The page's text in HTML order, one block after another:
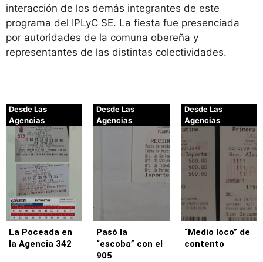
interacción de los demás integrantes de este
programa del IPLyC SE. La fiesta fue presenciada
por autoridades de la comuna obereña y
representantes de las distintas colectividades.
Desde Las
Agencias
La Poceada en
la Agencia 342
Desde Las
Agencias
Pasó la
“escoba” con el
905
Desde Las
Agencias
“Medio loco” de
contento